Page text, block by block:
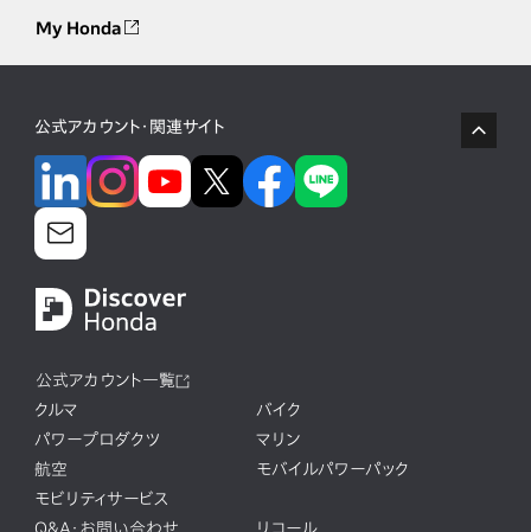
My Honda
公式アカウント・関連サイト
公式アカウント一覧
クルマ
バイク
パワープロダクツ
マリン
航空
モバイルパワーパック
モビリティサービス
Q&A・お問い合わせ
リコール